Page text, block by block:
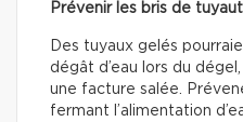
Prévenir les bris de
Des tuyaux gelés
dégât d’eau lors du
une facture salée.
fermant l’alimentation